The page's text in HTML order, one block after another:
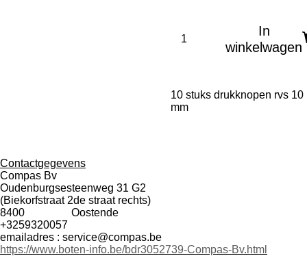
In
winkelwagen
10 stuks drukknopen rvs 10
mm
Contactgegevens
Compas Bv
Oudenburgsesteenweg 31 G2
(Biekorfstraat 2de straat rechts)
8400 Oostende
+3259320057
emailadres : service@compas.be
https://www.boten-info.be/bdr3052739-Compas-Bv.html